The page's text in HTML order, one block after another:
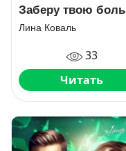
Заберу твою боль
Лина Коваль
33
Читать